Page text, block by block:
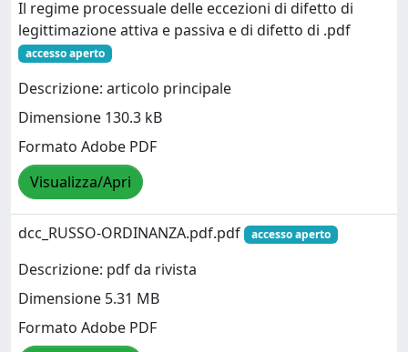
Il regime processuale delle eccezioni di difetto di
legittimazione attiva e passiva e di difetto di .pdf
accesso aperto
Descrizione: articolo principale
Dimensione 130.3 kB
Formato Adobe PDF
Visualizza/Apri
dcc_RUSSO-ORDINANZA.pdf.pdf accesso aperto
Descrizione: pdf da rivista
Dimensione 5.31 MB
Formato Adobe PDF